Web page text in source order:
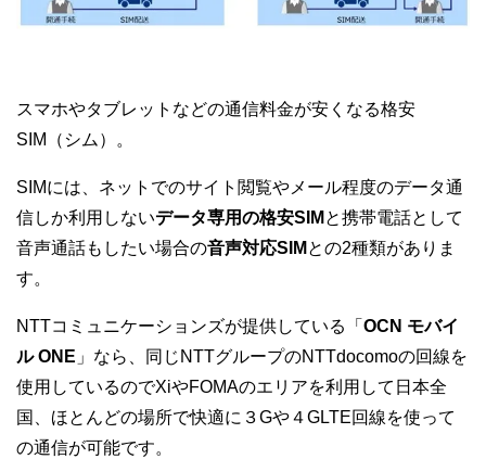
スマホやタブレットなどの通信料金が安くなる格安
SIM（シム）。
SIMには、ネットでのサイト閲覧やメール程度のデータ通
信しか利用しないデータ専用の格安SIM と携帯電話として
音声通話もしたい場合の音声対応SIM との2種類がありま
す。
NTTコミュニケーションズが提供している「 OCN モバイ
ル ONE 」なら、同じNTTグループのNTTdocomoの回線を
使用しているのでXiやFOMAのエリアを利用して日本全
国、ほとんどの場所で快適に３Gや４GLTE回線を使って
の通信が可能です。